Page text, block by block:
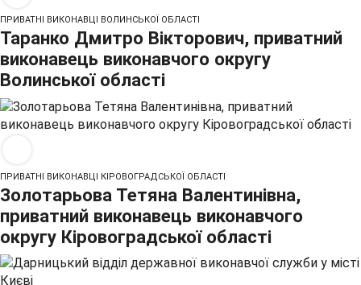
ПРИВАТНІ ВИКОНАВЦІ ВОЛИНСЬКОЇ ОБЛАСТІ
Таранко Дмитро Вікторович, приватний
виконавець виконавчого округу
Волинської області
ПРИВАТНІ ВИКОНАВЦІ КІРОВОГРАДСЬКОЇ ОБЛАСТІ
Золотарьова Тетяна Валентинівна,
приватний виконавець виконавчого
округу Кіровоградської області